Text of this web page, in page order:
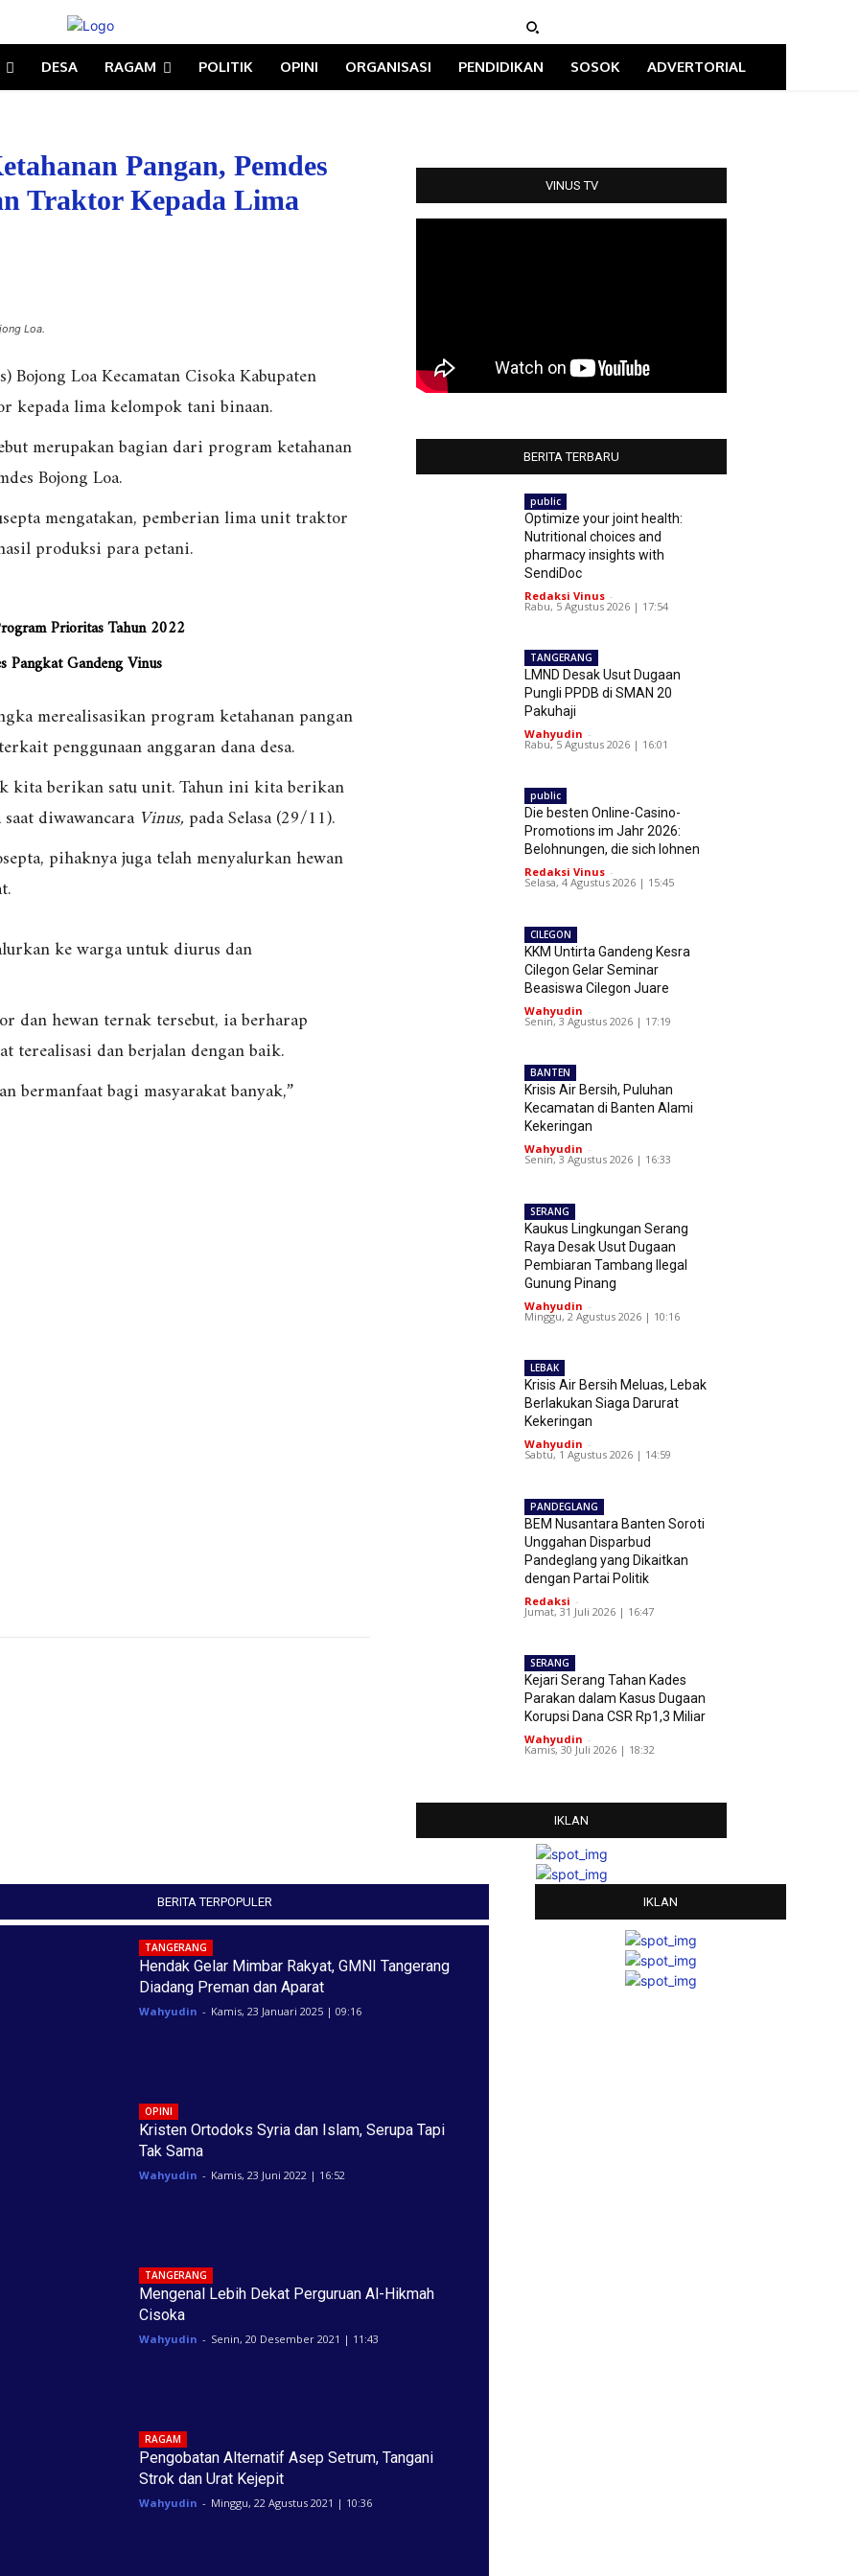
DESA RAGAM POLITIK OPINI ORGANISASI PENDIDIKAN SOSOK ADVERTORIAL
Pangan, Pemdes
Traktor Kepada Lima
Loa.
Bojong Loa Kecamatan Cisoka Kabupaten
kepada lima kelompok tani binaan.
merupakan bagian dari program ketahanan
Bojong Loa.
mengatakan, pemberian lima unit traktor
produksi para petani.
Prioritas Tahun 2022
Pangkat Gandeng Vinus
merealisasikan program ketahanan pangan
penggunaan anggaran dana desa.
kita berikan satu unit. Tahun ini kita berikan
diwawancara Vinus,pada Selasa (29/11).
pihaknya juga telah menyalurkan hewan
ke warga untuk diurus dan
dan hewan ternak tersebut, ia berharap
terealisasi dan berjalan dengan baik.
bermanfaat bagi masyarakat banyak,”
VINUS TV
BERITA TERBARU
public
Optimize your joint health:
Nutritional choices and
pharmacy insights with
SendiDoc
Redaksi Vinus -
Rabu, 5 Agustus 2026 | 17:54
TANGERANG
LMND Desak Usut Dugaan
Pungli PPDB di SMAN 20
Pakuhaji
Wahyudin -
Rabu, 5 Agustus 2026 | 16:01
public
Die besten Online-Casino-
Promotions im Jahr 2026:
Belohnungen, die sich lohnen
Redaksi Vinus -
Selasa, 4 Agustus 2026 | 15:45
CILEGON
KKM Untirta Gandeng Kesra
Cilegon Gelar Seminar
Beasiswa Cilegon Juare
Wahyudin -
Senin, 3 Agustus 2026 | 17:19
BANTEN
Krisis Air Bersih, Puluhan
Kecamatan di Banten Alami
Kekeringan
Wahyudin -
Senin, 3 Agustus 2026 | 16:33
SERANG
Kaukus Lingkungan Serang
Raya Desak Usut Dugaan
Pembiaran Tambang Ilegal
Gunung Pinang
Wahyudin -
Minggu, 2 Agustus 2026 | 10:16
LEBAK
Krisis Air Bersih Meluas, Lebak
Berlakukan Siaga Darurat
Kekeringan
Wahyudin -
Sabtu, 1 Agustus 2026 | 14:59
PANDEGLANG
BEM Nusantara Banten Soroti
Unggahan Disparbud
Pandeglang yang Dikaitkan
dengan Partai Politik
Redaksi -
Jumat, 31 Juli 2026 | 16:47
SERANG
Kejari Serang Tahan Kades
Parakan dalam Kasus Dugaan
Korupsi Dana CSR Rp1,3 Miliar
Wahyudin -
Kamis, 30 Juli 2026 | 18:32
IKLAN
BERITA TERPOPULER
TANGERANG
Hendak Gelar Mimbar Rakyat, GMNI Tangerang
Diadang Preman dan Aparat
Wahyudin - Kamis, 23 Januari 2025 | 09:16
OPINI
Kristen Ortodoks Syria dan Islam, Serupa Tapi
Tak Sama
Wahyudin - Kamis, 23 Juni 2022 | 16:52
TANGERANG
Mengenal Lebih Dekat Perguruan Al-Hikmah
Cisoka
Wahyudin - Senin, 20 Desember 2021 | 11:43
RAGAM
Pengobatan Alternatif Asep Setrum, Tangani
Strok dan Urat Kejepit
Wahyudin - Minggu, 22 Agustus 2021 | 10:36
IKLAN